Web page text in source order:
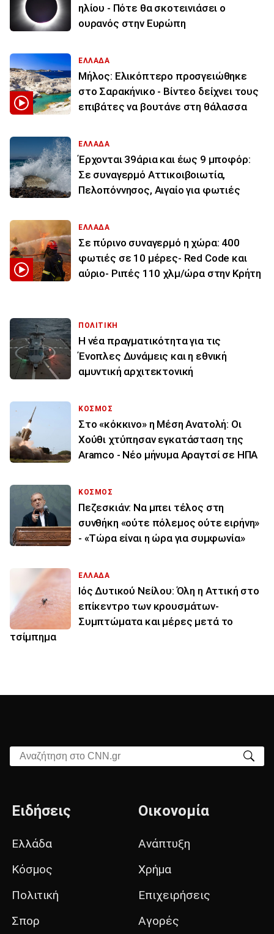
ηλίου - Πότε θα σκοτεινιάσει ο
ουρανός στην Ευρώπη
ΕΛΛΑΔΑ
Μήλος: Ελικόπτερο προσγειώθηκε
στο Σαρακήνικο - Βίντεο δείχνει τους
επιβάτες να βουτάνε στη θάλασσα
ΕΛΛΑΔΑ
Έρχονται 39άρια και έως 9 μποφόρ:
Σε συναγερμό Αττικοιβοιωτία,
Πελοπόννησος, Αιγαίο για φωτιές
ΕΛΛΑΔΑ
Σε πύρινο συναγερμό η χώρα: 400
φωτιές σε 10 μέρες- Red Code και
αύριο- Ριπές 110 χλμ/ώρα στην Κρήτη
ΠΟΛΙΤΙΚΗ
Η νέα πραγματικότητα για τις
Ένοπλες Δυνάμεις και η εθνική
αμυντική αρχιτεκτονική
ΚΟΣΜΟΣ
Στο «κόκκινο» η Μέση Ανατολή: Οι
Χούθι χτύπησαν εγκατάσταση της
Aramco - Νέο μήνυμα Αραγτσί σε ΗΠΑ
ΚΟΣΜΟΣ
Πεζεσκιάν: Να μπει τέλος στη
συνθήκη «ούτε πόλεμος ούτε ειρήνη»
- «Τώρα είναι η ώρα για συμφωνία»
ΕΛΛΑΔΑ
Ιός Δυτικού Νείλου: Όλη η Αττική στο
επίκεντρο των κρουσμάτων-
Συμπτώματα και μέρες μετά το
τσίμπημα
Αναζήτηση στο CNN.gr
Ειδήσεις
Ελλάδα
Κόσμος
Πολιτική
Σπορ
Οικονομία
Ανάπτυξη
Χρήμα
Επιχειρήσεις
Αγορές